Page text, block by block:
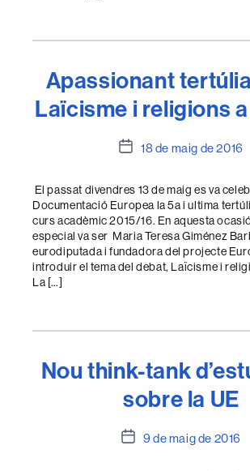
Apassionant
Laïcisme i religions
Data18 de maig de 2016
El passat divendres 13 de maig es va
Documentació Europea la 5a i ultima
curs acadèmic 2015/16. En aquesta
especial va ser Maria Teresa Giménez
eurodiputada i fundadora del projecte
introduir el tema del debat, Laïcisme i
La […]
Nou think-tank
sobre la UE
Data9 de maig de 2016